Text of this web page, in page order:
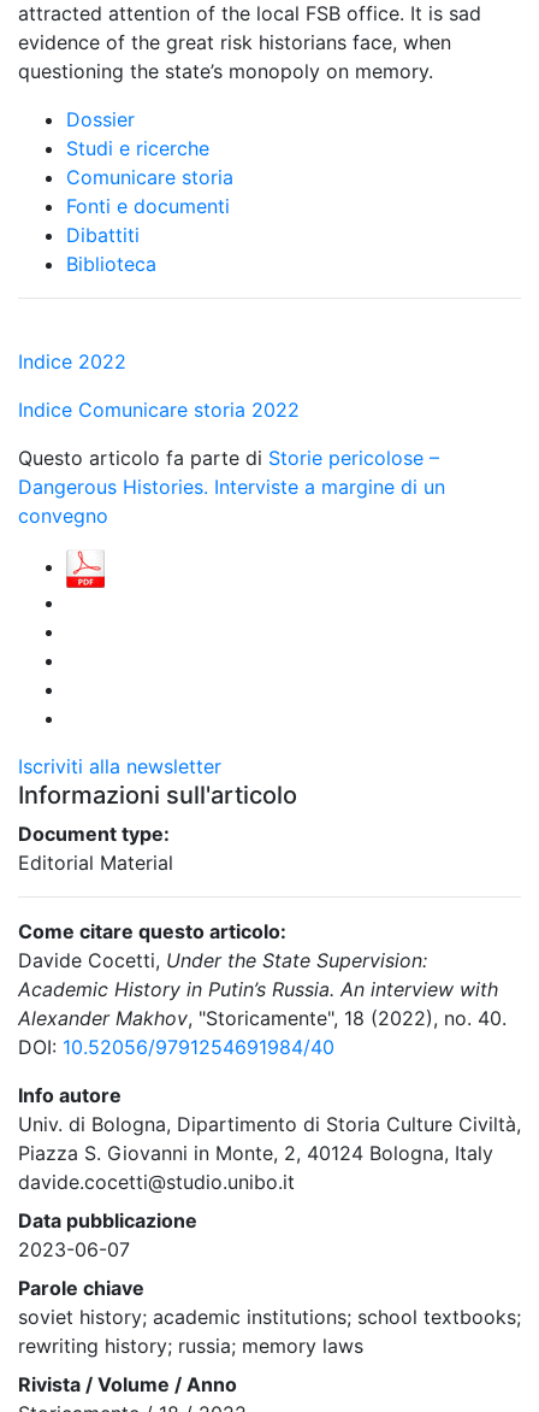
attracted attention of the local FSB office. It is sad
evidence of the great risk historians face, when
questioning the state’s monopoly on memory.
Dossier
Studi e ricerche
Comunicare storia
Fonti e documenti
Dibattiti
Biblioteca
Indice 2022
Indice Comunicare storia 2022
Questo articolo fa parte di Storie pericolose –
Dangerous Histories. Interviste a margine di un
convegno
Iscriviti alla newsletter
Informazioni sull'articolo
Document type:
Editorial Material
Come citare questo articolo:
Davide Cocetti, Under the State Supervision:
Academic History in Putin’s Russia. An interview with
Alexander Makhov, "Storicamente", 18 (2022), no. 40.
DOI: 10.52056/9791254691984/40
Info autore
Univ. di Bologna, Dipartimento di Storia Culture Civiltà,
Piazza S. Giovanni in Monte, 2, 40124 Bologna, Italy
davide.cocetti@studio.unibo.it
Data pubblicazione
2023-06-07
Parole chiave
soviet history; academic institutions; school textbooks;
rewriting history; russia; memory laws
Rivista / Volume / Anno